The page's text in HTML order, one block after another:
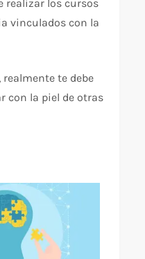
realizar los cursos
vinculados con la
te debe
con la piel de otras